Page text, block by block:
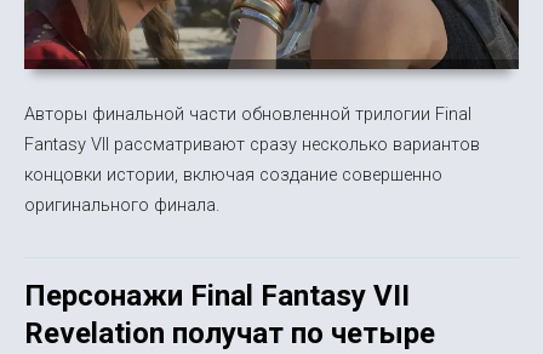
Авторы финальной части обновленной трилогии Final
Fantasy VII рассматривают сразу несколько вариантов
концовки истории, включая создание совершенно
оригинального финала.
Персонажи Final Fantasy VII
Revelation получат по четыре